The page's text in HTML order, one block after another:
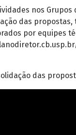
nos Grupos
das
por equipes
das